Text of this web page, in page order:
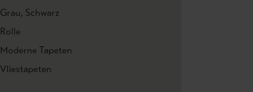
Grau, Schwarz
Rolle
Moderne Tapeten
Vliestapeten